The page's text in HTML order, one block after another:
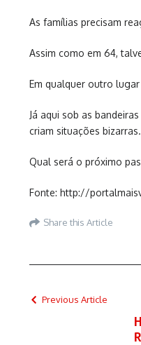
As famílias precisam
Assim como em 64,
Em qualquer outro
Já aqui sob as
criam situações bizarras.
Qual será o próximo
Fonte: http://
Share this Article
Previous Article